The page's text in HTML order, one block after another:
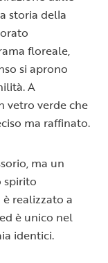
storia della
floreale,
si aprono
A
vetro verde che
ma raffinato.
ma un
spirito
realizzato a
è unico nel
identici.